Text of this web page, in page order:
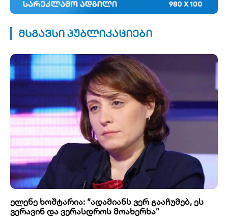
მსგავსი პუბლიკაციები
ელენე ხოშტარია: “ადამიანს ვერ გააჩუმებ, ეს
ვერავინ და ვერასდროს მოახერხა”